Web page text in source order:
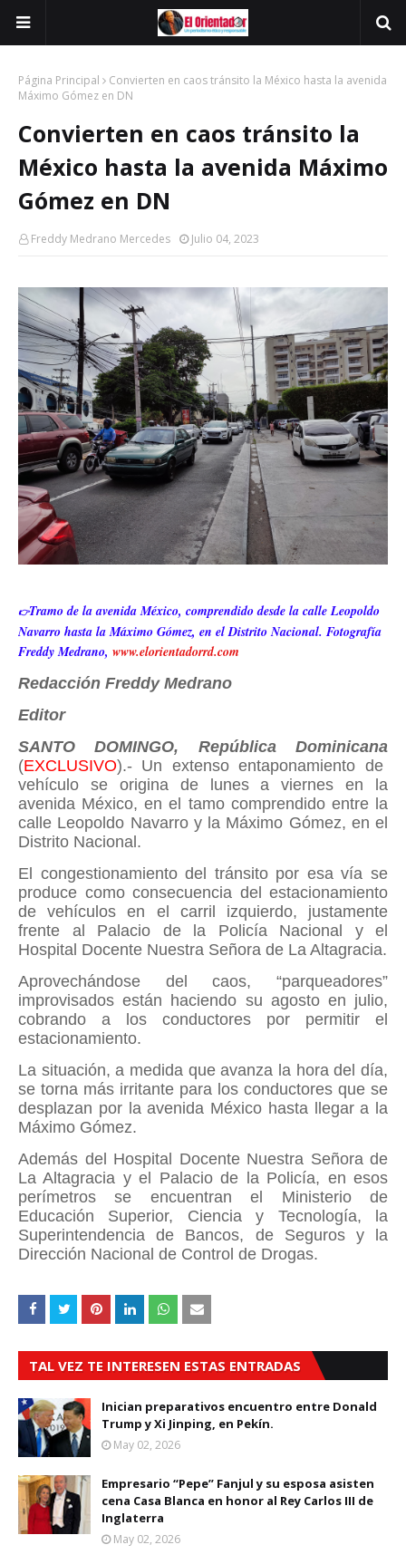
Página Principal
Convierten en caos tránsito la México hasta la avenida
Máximo Gómez en DN
Convierten en caos tránsito la
México hasta la avenida Máximo
Gómez en DN
Freddy Medrano Mercedes Julio 04, 2023
👉Tramo de la avenida México, comprendido desde la calle Leopoldo
Navarro hasta la Máximo Gómez, en el Distrito Nacional. Fotografía
Freddy Medrano, www.elorientadorrd.com
Redacción Freddy Medrano
Editor
SANTO DOMINGO, República Dominicana
(EXCLUSIVO).- Un extenso entaponamiento de
vehículo se origina de lunes a viernes en la
avenida México, en el tamo comprendido entre la
calle Leopoldo Navarro y la Máximo Gómez, en el
Distrito Nacional.
El congestionamiento del tránsito por esa vía se
produce como consecuencia del estacionamiento
de vehículos en el carril izquierdo, justamente
frente al Palacio de la Policía Nacional y el
Hospital Docente Nuestra Señora de La Altagracia.
Aprovechándose del caos, “parqueadores”
improvisados están haciendo su agosto en julio,
cobrando a los conductores por permitir el
estacionamiento.
La situación, a medida que avanza la hora del día,
se torna más irritante para los conductores que se
desplazan por la avenida México hasta llegar a la
Máximo Gómez.
Además del Hospital Docente Nuestra Señora de
La Altagracia y el Palacio de la Policía, en esos
perímetros se encuentran el Ministerio de
Educación Superior, Ciencia y Tecnología, la
Superintendencia de Bancos, de Seguros y la
Dirección Nacional de Control de Drogas.
TAL VEZ TE INTERESEN ESTAS ENTRADAS
Inician preparativos encuentro entre Donald
Trump y Xi Jinping, en Pekín.
May 02, 2026
Empresario “Pepe” Fanjul y su esposa asisten
cena Casa Blanca en honor al Rey Carlos III de
Inglaterra
May 02, 2026